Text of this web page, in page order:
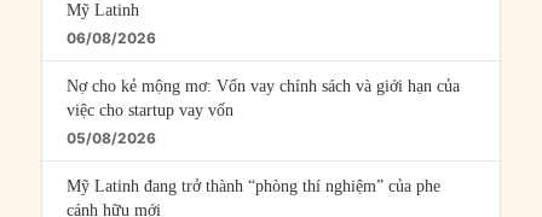
Mỹ Latinh
06/08/2026
Nợ cho kẻ mộng mơ: Vốn vay chính sách và giới hạn của
việc cho startup vay vốn
05/08/2026
Mỹ Latinh đang trở thành “phòng thí nghiệm” của phe
cánh hữu mới